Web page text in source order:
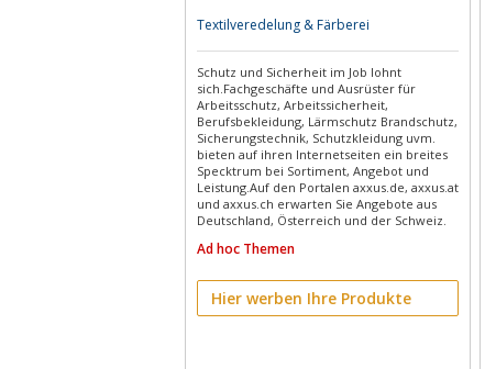
Textilveredelung & Färberei
Schutz und Sicherheit im Job lohnt
sich.Fachgeschäfte und Ausrüster für
Arbeitsschutz, Arbeitssicherheit,
Berufsbekleidung, Lärmschutz Brandschutz,
Sicherungstechnik, Schutzkleidung uvm.
bieten auf ihren Internetseiten ein breites
Specktrum bei Sortiment, Angebot und
Leistung.Auf den Portalen axxus.de, axxus.at
und axxus.ch erwarten Sie Angebote aus
Deutschland, Österreich und der Schweiz.
Ad hoc Themen
Hier werben Ihre Produkte